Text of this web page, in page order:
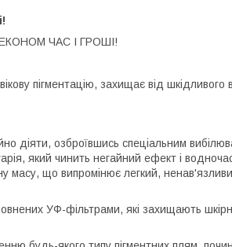
ЧАС І ГРОШІ!
пігментацію, захищає від шкідливого
діяти, озброївшись спеціальним
який чинить негайний ефект і
масу, що випромінює легкий,
УФ-фільтрами, які захищають